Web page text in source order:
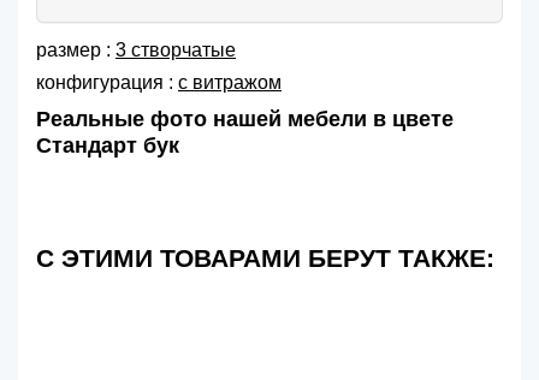
размер : 3 створчатые
конфигурация : с витражом
Реальные фото нашей мебели в цвете
Стандарт бук
С ЭТИМИ ТОВАРАМИ БЕРУТ ТАКЖЕ: